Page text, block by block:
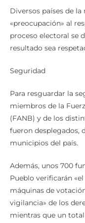
Diversos países de
«preocupación» al
proceso electoral se
resultado sea
Seguridad
Para resguardar la
miembros de la
(FANB) y de los
fueron desplegados,
municipios del país.
Además, unos 700
Pueblo verificarán
máquinas de
vigilancia» de los
mientras que un total